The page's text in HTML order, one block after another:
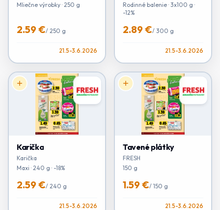
Mliečne výrobky · 250 g
2.59 €/ 250 g
21.5-3.6.2026
Rodinné balenie · 3x100 g ·
-12%
2.89 €/ 300 g
21.5-3.6.2026
Karička
Karička
Maxi · 240 g · -18%
2.59 €/ 240 g
21.5-3.6.2026
Tavené plátky
FRESH
150 g
1.59 €/ 150 g
21.5-3.6.2026